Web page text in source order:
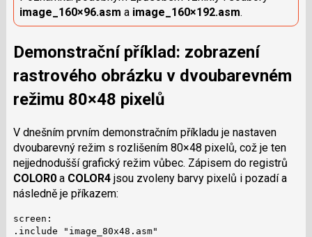
image_160×96.asm a image_160×192.asm.
Demonstrační příklad: zobrazení
rastrového obrázku v dvoubarevném
režimu 80×48 pixelů
V dnešním prvním demonstračním příkladu je nastaven
dvoubarevný režim s rozlišením 80×48 pixelů, což je ten
nejjednodušší grafický režim vůbec. Zápisem do registrů
COLOR0a COLOR4jsou zvoleny barvy pixelů i pozadí a
následně je příkazem:
screen:
.include "image_80x48.asm"